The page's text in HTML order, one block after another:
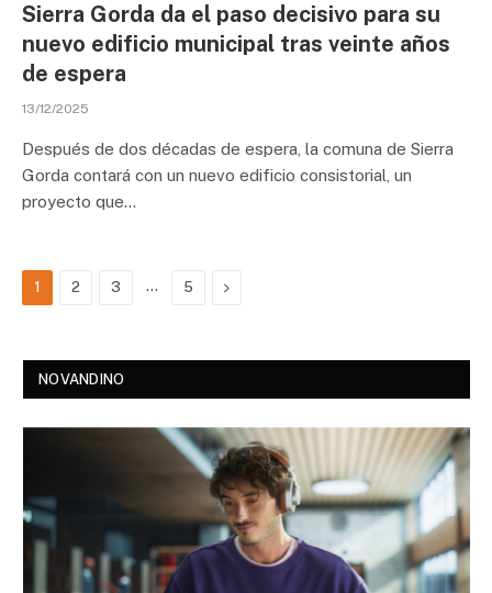
Sierra Gorda da el paso decisivo para su
nuevo edificio municipal tras veinte años
de espera
13/12/2025
Después de dos décadas de espera, la comuna de Sierra
Gorda contará con un nuevo edificio consistorial, un
proyecto que…
1 2 3 … 5 Next
NOVANDINO